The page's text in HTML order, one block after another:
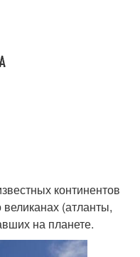
континентов
(атланты,
на планете.